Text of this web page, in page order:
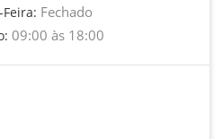
Fechado
09:00 às 18:00